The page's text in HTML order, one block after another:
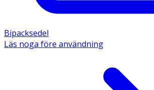
Bipacksedel
Läs noga före användning